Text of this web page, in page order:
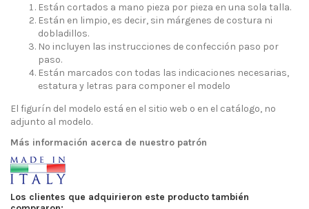
Están cortados a mano pieza por pieza en una sola talla.
Están en limpio, es decir, sin márgenes de costura ni
dobladillos.
No incluyen las instrucciones de confección paso por
paso.
Están marcados con todas las indicaciones necesarias,
estatura y letras para componer el modelo
El figurín del modelo está en el sitio web o en el catálogo, no
adjunto al modelo.
Más información acerca de nuestro patrón
Los clientes que adquirieron este producto también